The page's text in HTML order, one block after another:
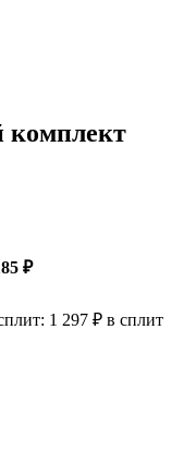
комплект
₽
1 297 ₽ в сплит